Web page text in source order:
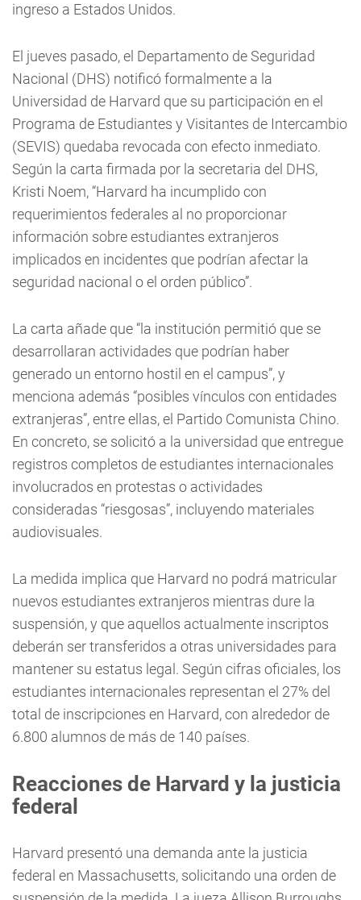
ingreso a Estados Unidos.
El jueves pasado, el Departamento de Seguridad
Nacional (DHS) notificó formalmente a la
Universidad de Harvard que su participación en el
Programa de Estudiantes y Visitantes de Intercambio
(SEVIS) quedaba revocada con efecto inmediato.
Según la carta firmada por la secretaria del DHS,
Kristi Noem, “Harvard ha incumplido con
requerimientos federales al no proporcionar
información sobre estudiantes extranjeros
implicados en incidentes que podrían afectar la
seguridad nacional o el orden público”.
La carta añade que “la institución permitió que se
desarrollaran actividades que podrían haber
generado un entorno hostil en el campus”, y
menciona además “posibles vínculos con entidades
extranjeras”, entre ellas, el Partido Comunista Chino.
En concreto, se solicitó a la universidad que entregue
registros completos de estudiantes internacionales
involucrados en protestas o actividades
consideradas “riesgosas”, incluyendo materiales
audiovisuales.
La medida implica que Harvard no podrá matricular
nuevos estudiantes extranjeros mientras dure la
suspensión, y que aquellos actualmente inscriptos
deberán ser transferidos a otras universidades para
mantener su estatus legal. Según cifras oficiales, los
estudiantes internacionales representan el 27% del
total de inscripciones en Harvard, con alrededor de
6.800 alumnos de más de 140 países.
Reacciones de Harvard y la justicia
federal
Harvard presentó una demanda ante la justicia
federal en Massachusetts, solicitando una orden de